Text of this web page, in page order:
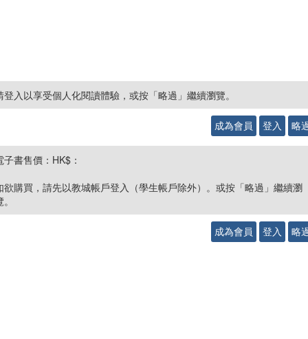
登入以享受個人化閱讀體驗，或按「略過」繼續瀏覽。
成為會員 登入 略
子書售價：HK$：
欲購買，請先以教城帳戶登入（學生帳戶除外）。或按「略過」繼續瀏
成為會員 登入 略